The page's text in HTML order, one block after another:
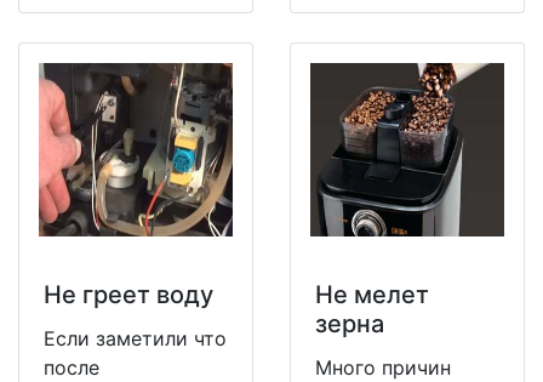
Не греет воду
Если заметили что
после
Не мeлет
зерна
Много причин